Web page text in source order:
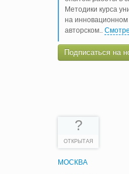
Методики курса
на инновационном
авторском..
Подписаться на
?
ОТКРЫТАЯ
МОСКВА